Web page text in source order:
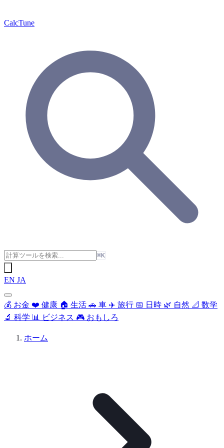
CalcTune
⌘K
EN JA
💰 お金 ❤️ 健康 🏠 生活 🚗 車 ✈️ 旅行 📅 日時 🌿 自然 📐 数学
🔬 科学 📊 ビジネス 🎮 おもしろ
ホーム